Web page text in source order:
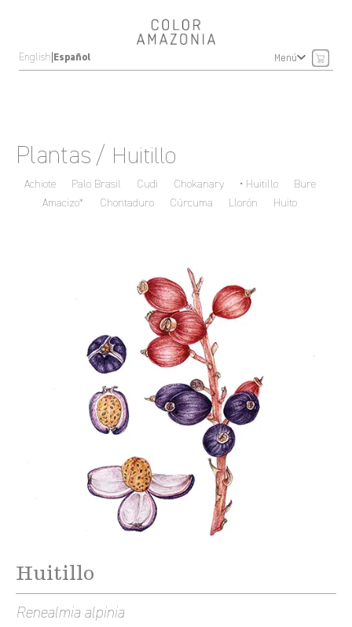
English|Español Menú
Plantas / Huitillo
Achiote Palo Brasil Cudi Chokanary Huitillo
Bure
Amacizo*
Chontaduro Cúrcuma Llorón Huito
Huitillo
Renealmia alpinia